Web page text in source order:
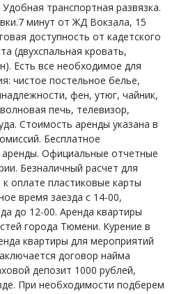
транспортная развязка.
минут от ЖД Вокзала, 15
доступность от кадетского
(двухспальная кровать,
Есть все необходимое для
чистое постельное белье,
фен, утюг, чайник,
печь, телевизор,
Стоимость аренды указана в
Бесплатное
аренды. Официальные отчетные
Безналичный расчет для
оплате пластиковые карты
время заезда с 14-00,
до 12-00. Аренда квартиры
города Тюмени. Курение в
квартиры для мероприятий
договор найма
депозит 1000 рублей,
При необходимости подберем